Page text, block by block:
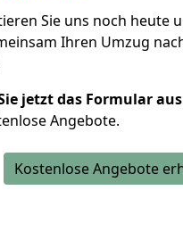
Sie uns noch heute
Ihren Umzug
jetzt das Formular aus
Angebote.
Kostenlose Angebote